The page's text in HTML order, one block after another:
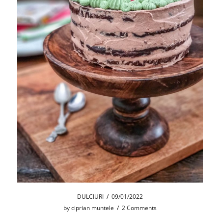
DULCIURI / 09/01/2022
byciprian muntele / 2 Comments